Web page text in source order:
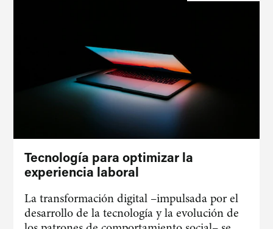
Tecnología para optimizar la
experiencia laboral
La transformación digital –impulsada por el
desarrollo de la tecnología y la evolución de